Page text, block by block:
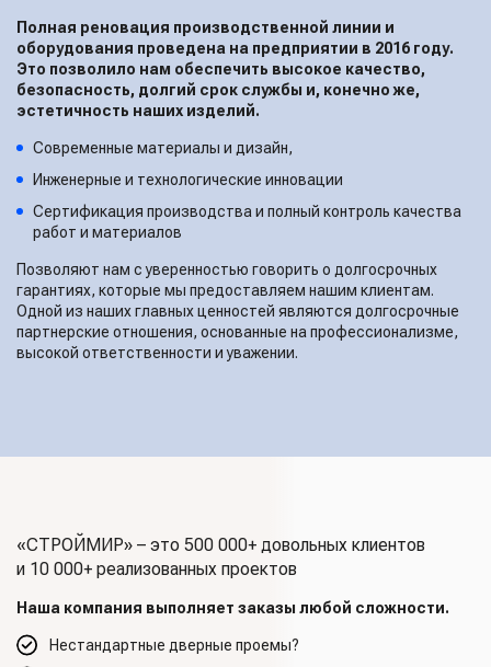
Полная реновация производственной линии и
оборудования проведена на предприятии в 2016 году.
Это позволило нам обеспечить высокое качество,
безопасность, долгий срок службы и, конечно же,
эстетичность наших изделий.
Современные материалы и дизайн,
Инженерные и технологические инновации
Сертификация производства и полный контроль качества
работ и материалов
Позволяют нам с уверенностью говорить о долгосрочных
гарантиях, которые мы предоставляем нашим клиентам.
Одной из наших главных ценностей являются долгосрочные
партнерские отношения, основанные на профессионализме,
высокой ответственности и уважении.
«СТРОЙМИР» – это 500 000+ довольных клиентов
и 10 000+ реализованных проектов
Наша компания выполняет заказы любой сложности.
Нестандартные дверные проемы?